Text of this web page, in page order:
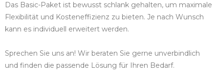
Das Basic-Paket ist bewusst schlank gehalten, um maximale
Flexibilität und Kosteneffizienz zu bieten. Je nach Wunsch
kann es individuell erweitert werden.
Sprechen Sie uns an! Wir beraten Sie gerne unverbindlich
und finden die passende Lösung für Ihren Bedarf.